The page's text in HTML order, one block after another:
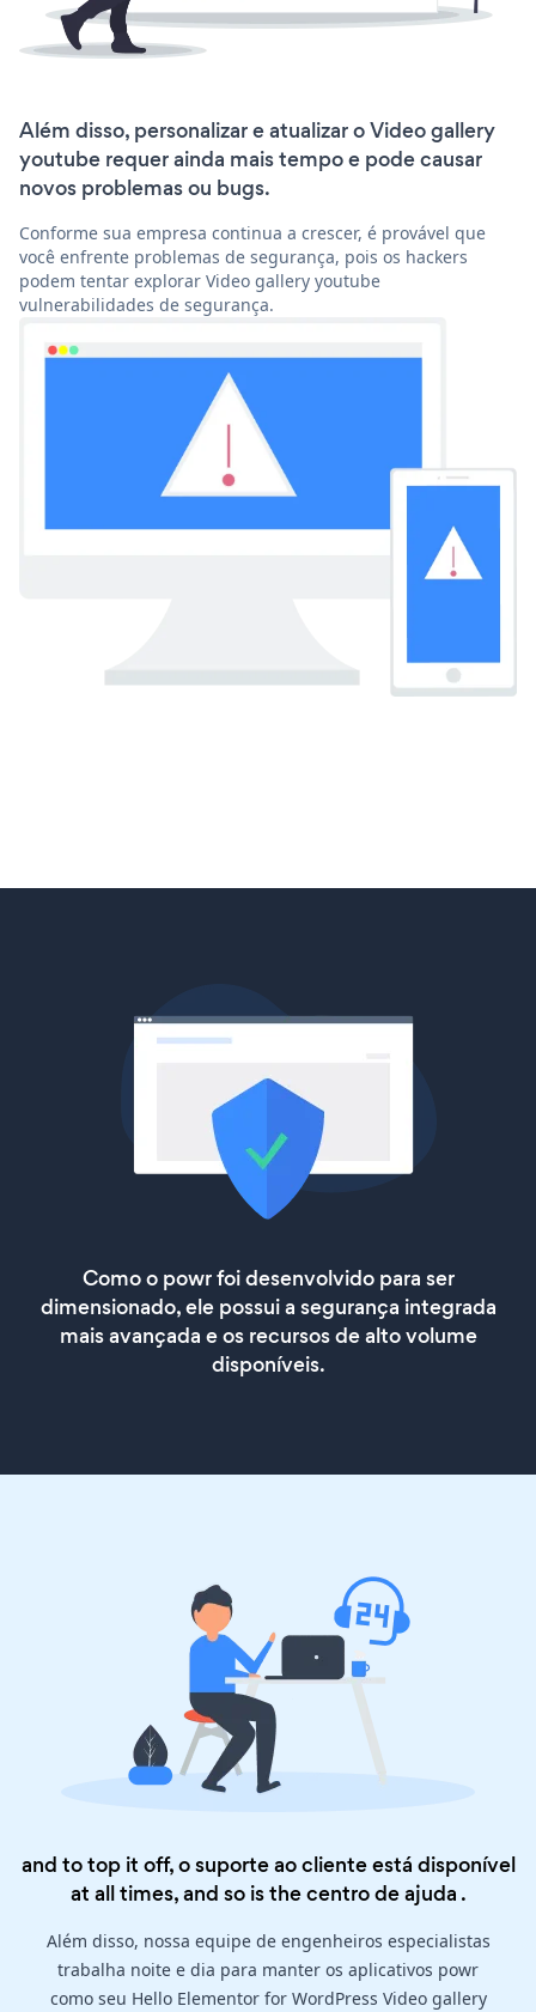
Além disso, personalizar e atualizar o Video gallery
youtube requer ainda mais tempo e pode causar
novos problemas ou bugs.
Conforme sua empresa continua a crescer, é provável que
você enfrente problemas de segurança, pois os hackers
podem tentar explorar Video gallery youtube
vulnerabilidades de segurança.
Como o powr foi desenvolvido para ser
dimensionado, ele possui a segurança integrada
mais avançada e os recursos de alto volume
disponíveis.
and to top it off, o suporte ao cliente está disponível
at all times, and so is thecentro de ajuda .
Além disso, nossa equipe de engenheiros especialistas
trabalha noite e dia para manter os aplicativos powr
como seu Hello Elementor for WordPress Video gallery